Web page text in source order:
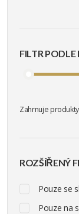
FILTR
Zahrnuje
ROZŠÍŘENÝ
Pouze se
Pouze na